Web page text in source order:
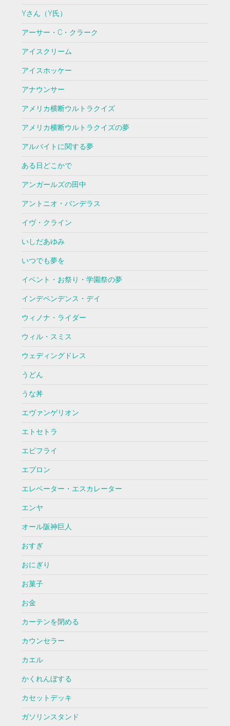
Yさん（Y氏）
アーサー・C・クラーク
アイスクリーム
アイスホッケー
アナウンサー
アメリカ横断ウルトラクイズ
アメリカ横断ウルトラクイズの夢
アルバイトに関する夢
ある日どこかで
アンガールズの田中
アントニオ・バンデラス
イヴ・クライン
いしだあゆみ
いつでも夢を
イベント・お祭り・学園祭の夢
インデペンデンス・デイ
ウィノナ・ライダー
ウィル・スミス
ウェディングドレス
うどん
うな丼
エヴァンゲリオン
エトセトラ
エビフライ
エプロン
エレベーター・エスカレーター
エンヤ
オール阪神巨人
おすぎ
おにぎり
お菓子
お金
カーテンを閉める
カウンセラー
カエル
かくれんぼする
カセットデッキ
ガソリンスタンド